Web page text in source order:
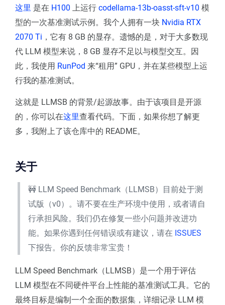
这里 是在 H100 上运行 codellama-13b-oasst-sft-v10 模
型的一次基准测试示例。我个人拥有一块 Nvidia RTX
2070 Ti ，它有 8 GB 的显存。遗憾的是，对于大多数现
代 LLM 模型来说，8 GB 显存不足以与模型交互。因
此，我使用 RunPod 来“租用” GPU，并在某些模型上运
行我的基准测试。
这就是 LLMSB 的背景/起源故事。由于该项目是开源
的，你可以在这里查看代码。下面，如果你想了解更
多，我附上了该仓库中的 README。
关于
🚧 LLM Speed Benchmark（LLMSB）目前处于测
试版（v0）。请不要在生产环境中使用，或者请自
行承担风险。我们仍在修复一些小问题并改进功
能。如果你遇到任何错误或有建议，请在 ISSUES
下报告。你的反馈非常宝贵！
LLM Speed Benchmark（LLMSB）是一个用于评估
LLM 模型在不同硬件平台上性能的基准测试工具。它的
最终目标是编制一个全面的数据集，详细记录 LLM 模